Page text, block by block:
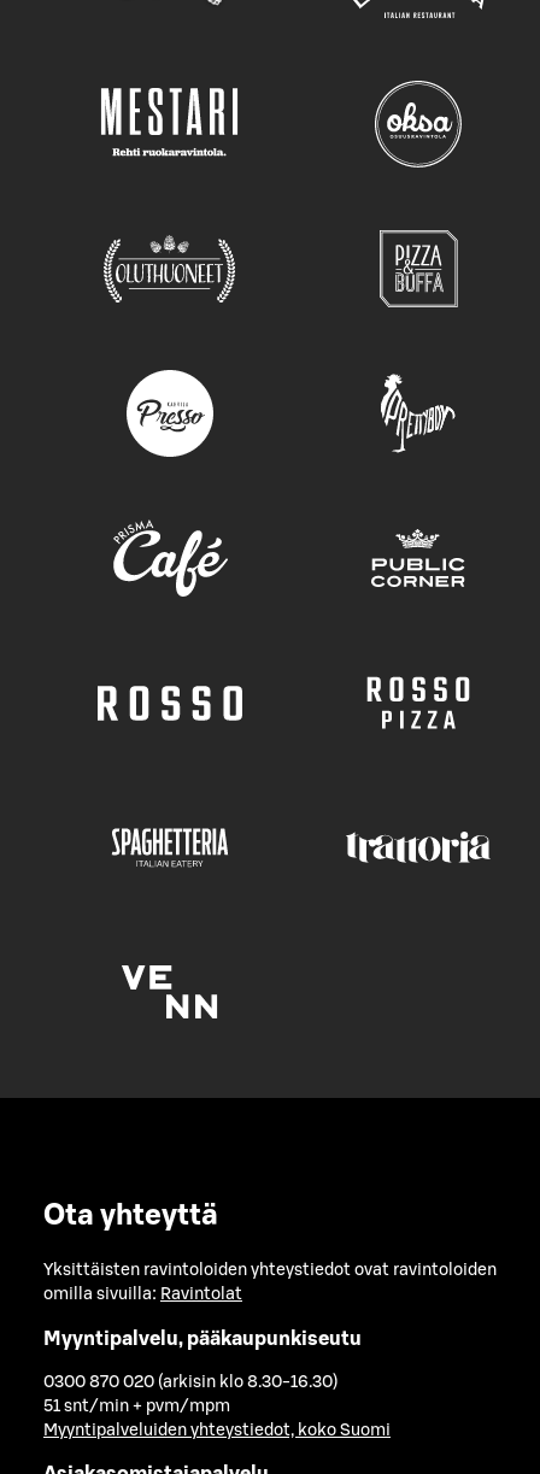
Ota yhteyttä
Yksittäisten ravintoloiden yhteystiedot ovat ravintoloiden
omilla sivuilla: Ravintolat
Myyntipalvelu, pääkaupunkiseutu
0300 870 020 (arkisin klo 8.30-16.30)
51 snt/min + pvm/mpm
Myyntipalveluiden yhteystiedot, koko Suomi